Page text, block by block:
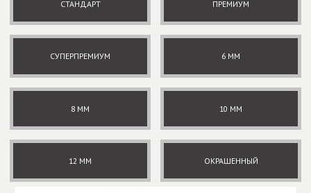
СТАНДАРТ ПРЕМИУМ
СУПЕРПРЕМИУМ 6 ММ
8 ММ 10 ММ
12 ММ ОКРАШЕННЫЙ